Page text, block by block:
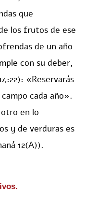
que
los frutos de ese
de un año
con su deber,
«Reservarás
cada año».
en lo
y de verduras es
12(A)).